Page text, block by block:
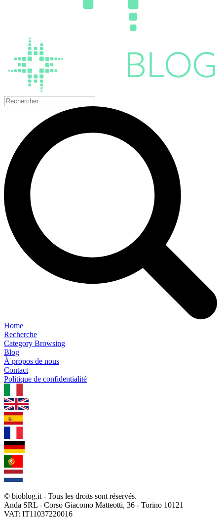
Home
Recherche
Category Browsing
Blog
À propos de nous
Contact
Politique de confidentialité
© bioblog.it - Tous les droits sont réservés.
Anda SRL - Corso Giacomo Matteotti, 36 - Torino 10121
VAT: IT11037220016